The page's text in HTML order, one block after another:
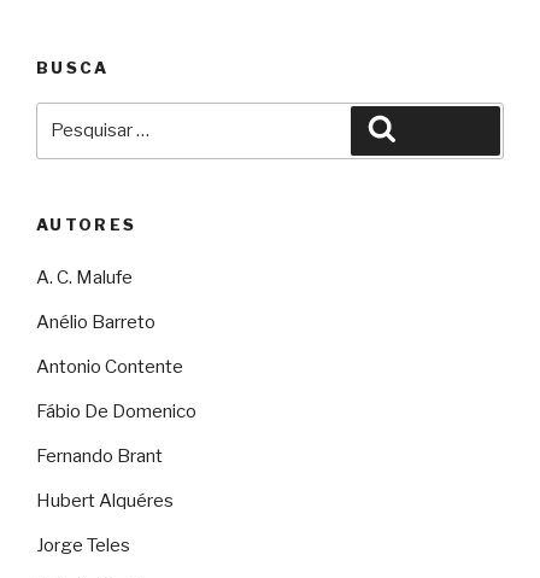
BUSCA
AUTORES
A. C. Malufe
Anélio Barreto
Antonio Contente
Fábio De Domenico
Fernando Brant
Hubert Alquéres
Jorge Teles